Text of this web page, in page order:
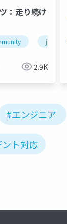
：走り続け
jaws-ug
2.9K
#エンジニア
ト対応